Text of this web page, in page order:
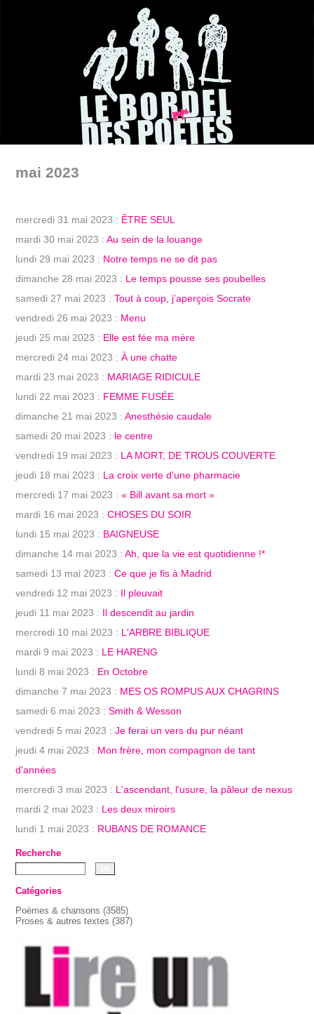
mai 2023
mercredi 31 mai 2023 : ÊTRE SEUL
mardi 30 mai 2023 :Au sein de la louange
lundi 29 mai 2023 : Notre temps ne se dit pas
dimanche 28 mai 2023 : Le temps pousse ses poubelles
samedi 27 mai 2023 :Tout à coup, j’aperçois Socrate
vendredi 26 mai 2023 : Menu
jeudi 25 mai 2023 : Elle est fée ma mère
mercredi 24 mai 2023 :À une chatte
mardi 23 mai 2023 : MARIAGE RIDICULE
lundi 22 mai 2023 : FEMME FUSÉE
dimanche 21 mai 2023 :Anesthésie caudale
samedi 20 mai 2023 : le centre
vendredi 19 mai 2023 : LA MORT, DE TROUS COUVERTE
jeudi 18 mai 2023 : La croix verte d'une pharmacie
mercredi 17 mai 2023 :« Bill avant sa mort »
mardi 16 mai 2023 :CHOSES DU SOIR
lundi 15 mai 2023 : BAIGNEUSE
dimanche 14 mai 2023 :Ah, que la vie est quotidienne !*
samedi 13 mai 2023 :Ce que je fis à Madrid
vendredi 12 mai 2023 : Il pleuvait
jeudi 11 mai 2023 : Il descendit au jardin
mercredi 10 mai 2023 : L'ARBRE BIBLIQUE
mardi 9 mai 2023 : LE HARENG
lundi 8 mai 2023 : En Octobre
dimanche 7 mai 2023 : MES OS ROMPUS AUX CHAGRINS
samedi 6 mai 2023 :Smith & Wesson
vendredi 5 mai 2023 :Je ferai un vers du pur néant
jeudi 4 mai 2023 : Mon frère, mon compagnon de tant
d'années
mercredi 3 mai 2023 : L'ascendant, l'usure, la pâleur de nexus
mardi 2 mai 2023 : Les deux miroirs
lundi 1 mai 2023 : RUBANS DE ROMANCE
Recherche
Catégories
Poèmes & chansons (3585)
Proses & autres textes (387)